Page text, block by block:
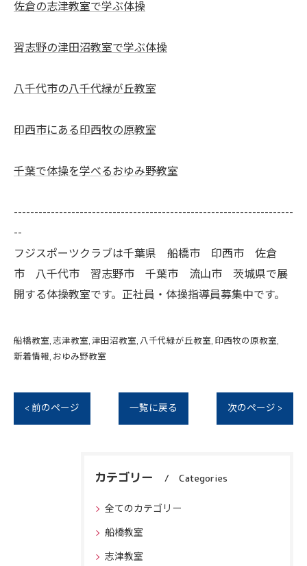
佐倉の志津教室で学ぶ体操
習志野の津田沼教室で学ぶ体操
八千代市の八千代緑が丘教室
印西市にある印西牧の原教室
千葉で体操を学べるおゆみ野教室
--------------------------------------------------------------------
--
フジスポーツクラブは千葉県 船橋市 印西市 佐倉
市 八千代市 習志野市 千葉市 流山市 茨城県で展
開する体操教室です。正社員・体操指導員募集中です。
船橋教室 志津教室 津田沼教室 八千代緑が丘教室 印西牧の原教室
新着情報 おゆみ野教室
< 前のページ 一覧に戻る 次のページ >
カテゴリー Categories
全てのカテゴリー
船橋教室
志津教室